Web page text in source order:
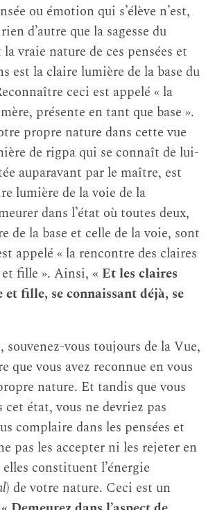
ou émotion qui s’élève n’est,
d’autre que la sagesse du
vraie nature de ces pensées et
est la claire lumière de la base du
ceci est appelé « la
présente en tant que base ».
propre nature dans cette vue
de rigpa qui se connaît de lui-
auparavant par le maître, est
lumière de la voie de la
dans l’état où toutes deux,
de la base et celle de la voie, sont
appelé « la rencontre des claires
fille ». Ainsi, « Et les claires
fille, se connaissant déjà, se
souvenez-vous toujours de la Vue,
que vous avez reconnue en vous
nature. Et tandis que vous
cet état, vous ne devriez pas
complaire dans les pensées et
pas les accepter ni les rejeter en
constituent l’énergie
) de votre nature. Ceci est un